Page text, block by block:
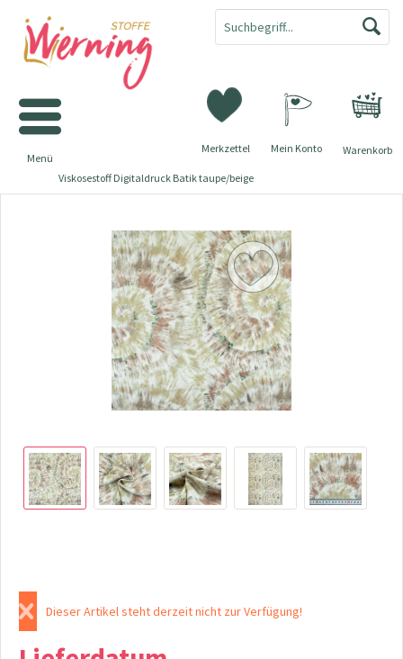
Warenkorb
Merkzettel Mein Konto
Menü
Viskosestoff Digitaldruck Batik taupe/beige
Dieser Artikel steht derzeit nicht zur Verfügung!